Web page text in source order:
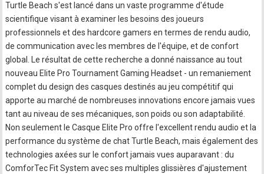
Turtle Beach s'est lancé dans un vaste programme d'étude
scientifique visant à examiner les besoins des joueurs
professionnels et des hardcore gamers en termes de rendu audio,
de communication avec les membres de l'équipe, et de confort
global. Le résultat de cette recherche a donné naissance au tout
nouveau Elite Pro Tournament Gaming Headset - un remaniement
complet du design des casques destinés au jeu compétitif qui
apporte au marché de nombreuses innovations encore jamais vues
tant au niveau de ses mécaniques, son poids ou son adaptabilité.
Non seulement le Casque Elite Pro offre l'excellent rendu audio et la
performance du système de chat Turtle Beach, mais également des
technologies axées sur le confort jamais vues auparavant : du
ComforTec Fit System avec ses multiples glissières d'ajustement